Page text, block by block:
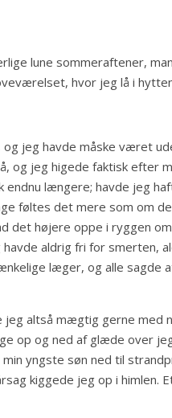
lune sommeraftener,
hvor jeg lå i
jeg havde måske været
og jeg higede faktisk efter
endnu længere; havde jeg
føltes det mere som om
det højere oppe i ryggen
aldrig fri for smerten,
læger, og alle sagde
jeg altså mægtig gerne
op og ned af glæde over
min yngste søn ned til
kiggede jeg op i